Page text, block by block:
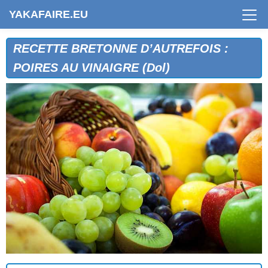
YAKAFAIRE.EU
RECETTE BRETONNE D’AUTREFOIS :
POIRES AU VINAIGRE (Dol)
CONFITURE DE BAIES D'AUBÉPINE (Quiberon)
CONFITURE DE CAROTTES (Vannes)
COUPE DE FRAISES DES BOIS
CROUTES AUX FIGUES FRAICHES (St-Briac - St-
Lunaire)
CROUTONS DE BADIES (Ille-et-Vilaine)
D'AU RÉSINAIE DE LA SICAUDAIS
GATEAU AUX MARRONS
GATEAU DE FIGUES FRAICHES (St-Briac - St-Lunaire)
GATEAU DE MARRONS AU CHOCOLAT
GRANDS BEIGNETS DE LOUANNEC (Trégor)
GRANDS BEIGNETS DE TRÉGUIER
LA POMMÉE BRETONNE (Mordelles - Ille-et-Vilaine)